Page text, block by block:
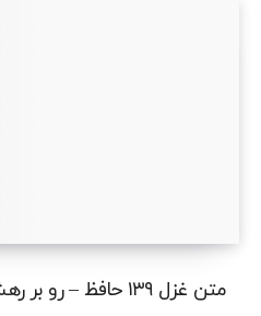
متن غزل ۱۳۹ حافظ – رو بر رهش نهادم و بر من گذر نکرد